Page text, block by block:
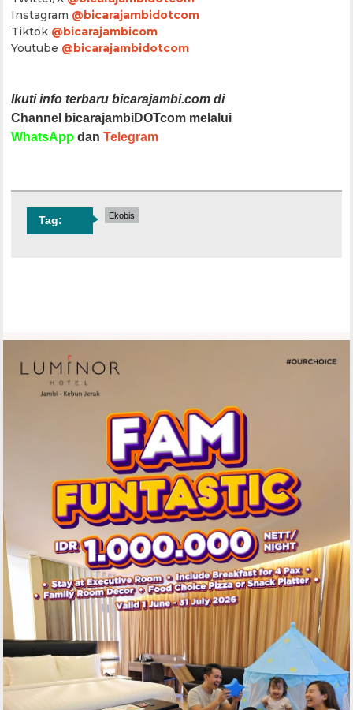
Instagram @bicarajambidotcom
Tiktok @bicarajambicom
Youtube @bicarajambidotcom
Ikuti info terbaru bicarajambi.com di
Channel bicarajambiDOTcom melalui
WhatsApp danTelegram
Tag: Ekobis